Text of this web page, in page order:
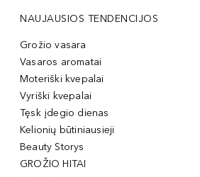
NAUJAUSIOS TENDENCIJOS
Grožio vasara
Vasaros aromatai
Moteriški kvepalai
Vyriški kvepalai
Tęsk įdegio dienas
Kelionių būtiniausieji
Beauty Storys
GROŽIO HITAI